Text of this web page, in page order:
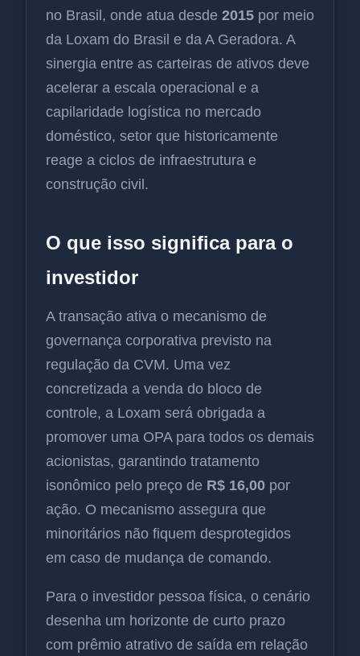
no Brasil, onde atua desde 2015 por meio
da Loxam do Brasil e da A Geradora. A
sinergia entre as carteiras de ativos deve
acelerar a escala operacional e a
capilaridade logística no mercado
doméstico, setor que historicamente
reage a ciclos de infraestrutura e
construção civil.
O que isso significa para o
investidor
A transação ativa o mecanismo de
governança corporativa previsto na
regulação da CVM. Uma vez
concretizada a venda do bloco de
controle, a Loxam será obrigada a
promover uma OPA para todos os demais
acionistas, garantindo tratamento
isonômico pelo preço de R$ 16,00 por
ação. O mecanismo assegura que
minoritários não fiquem desprotegidos
em caso de mudança de comando.
Para o investidor pessoa física, o cenário
desenha um horizonte de curto prazo
com prêmio atrativo de saída em relação